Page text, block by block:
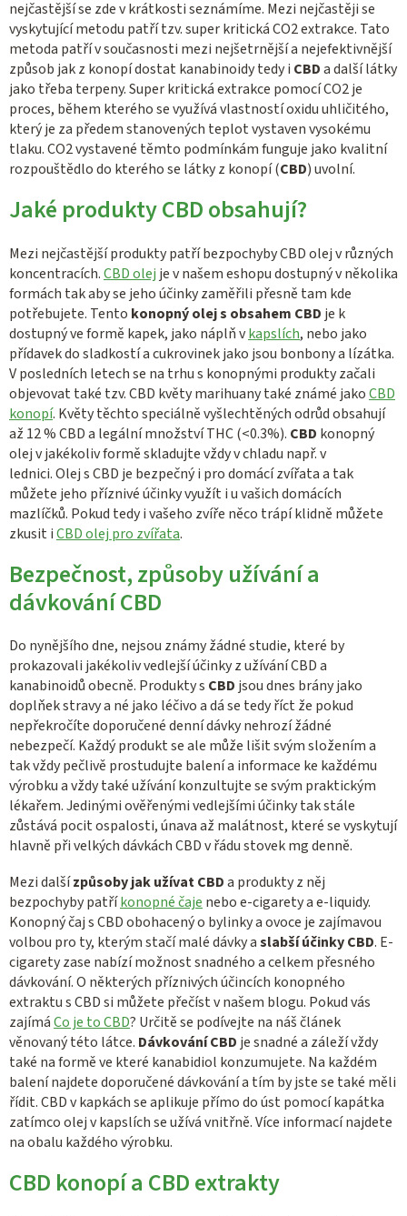
u
nejčastější se zde v krátkosti seznámíme. Mezi nejčastěji se
vyskytující metodu patří tzv. super kritická CO2 extrakce. Tato
metoda patří v současnosti mezi nejšetrnější a nejefektivnější
způsob jak z konopí dostat kanabinoidy tedy i CBDa další látky
jako třeba terpeny. Super kritická extrakce pomocí CO2 je
proces, během kterého se využívá vlastností oxidu uhličitého,
který je za předem stanovených teplot vystaven vysokému
tlaku. CO2 vystavené těmto podmínkám funguje jako kvalitní
rozpouštědlo do kterého se látky z konopí (CBD) uvolní.
Jaké produkty CBD obsahují?
Mezi nejčastější produkty patří bezpochyby CBD olej v různých
koncentracích.CBD olej je v našem eshopu dostupný v několika
formách tak aby se jeho účinky zaměřili přesně tam kde
potřebujete. Tento konopný olej s obsahem CBD je k
dostupný ve formě kapek, jako náplň vkapslích, nebo jako
přídavek do sladkostí a cukrovinek jako jsou bonbony a lízátka.
V posledních letech se na trhu s konopnými produkty začali
objevovat také tzv. CBD květy marihuany také známé jakoCBD
konopí. Květy těchto speciálně vyšlechtěných odrůd obsahují
až 12 % CBD a legální množství THC (<0.3%). CBD konopný
olej v jakékoliv formě skladujte vždy v chladu např. v
lednici. Olej s CBD je bezpečný i pro domácí zvířata a tak
můžete jeho příznivé účinky využít i u vašich domácích
mazlíčků. Pokud tedy i vašeho zvíře něco trápí klidně můžete
zkusit iCBD olej pro zvířata.
Bezpečnost, způsoby užívání a
dávkování CBD
Do nynějšího dne, nejsou známy žádné studie, které by
prokazovali jakékoliv vedlejší účinky z užívání CBD a
kanabinoidů obecně. Produkty s CBDjsou dnes brány jako
doplňek stravy a né jako léčivo a dá se tedy říct že pokud
nepřekročíte doporučené denní dávky nehrozí žádné
nebezpečí. Každý produkt se ale může lišit svým složením a
tak vždy pečlivě prostudujte balení a informace ke každému
výrobku a vždy také užívání konzultujte se svým praktickým
lékařem. Jedinými ověřenými vedlejšími účinky tak stále
zůstává pocit ospalosti, únava až malátnost, které se vyskytují
hlavně při velkých dávkách CBD v řádu stovek mg denně.
Mezi dalšízpůsobyjak užívat CBDa produkty z něj
bezpochyby patříkonopné čajenebo e-cigarety a e-liquidy.
Konopný čaj s CBD obohacený o bylinky a ovoce je zajímavou
volbou pro ty, kterým stačí malé dávky aslabší účinky CBD. E-
cigarety zase nabízí možnost snadného a celkem přesného
dávkování. O některých příznivých účincích konopného
extraktu s CBD si můžete přečíst v našem blogu. Pokud vás
zajímáCo je to CBD? Určitě se podívejte na náš článek
věnovaný této látce. Dávkování CBDje snadné a záleží vždy
také na formě ve které kanabidiol konzumujete. Na každém
balení najdete doporučené dávkování a tím by jste se také měli
řídit. CBD v kapkách se aplikuje přímo do úst pomocí kapátka
zatímco olej v kapslích se užívá vnitřně. Více informací najdete
na obalu každého výrobku.
CBD konopí a CBD extrakty